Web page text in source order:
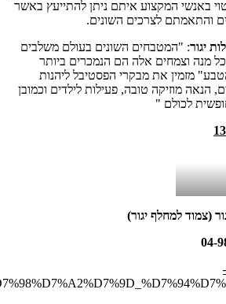
באנשי המקצוע איתם ניתן להתייעץ באשר
והתאמתם לצרכים השונים.
יגור: "המטבחים השונים בעולם משלבים
מנה וצמחים אלה הם הנמכרים ביותר
מזמין את מבקרי הפסטיבל ליהנות
הנאה מוזיקה טובה, פעילות לילדים וכמובן
לכולם "
(צמוד למחלף יגור)
04-